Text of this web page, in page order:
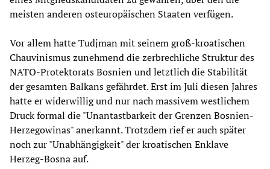
meisten anderen osteuropäischen Staaten verfügen.
Vor allem hatte Tudjman mit seinem groß-kroatischen
Chauvinismus zunehmend die zerbrechliche Struktur des
NATO-Protektorats Bosnien und letztlich die Stabilität
der gesamten Balkans gefährdet. Erst im Juli diesen Jahres
hatte er widerwillig und nur nach massivem westlichem
Druck formal die "Unantastbarkeit der Grenzen Bosnien-
Herzegowinas" anerkannt. Trotzdem rief er auch später
noch zur "Unabhängigkeit" der kroatischen Enklave
Herzeg-Bosna auf.